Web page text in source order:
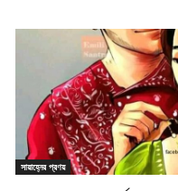
সায়াহ্নের প্রণয়